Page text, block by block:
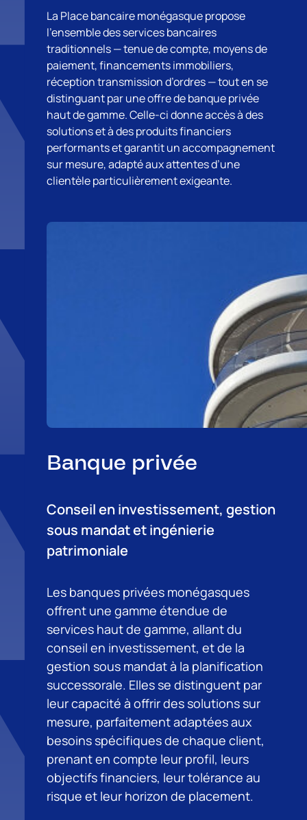
La Place bancaire monégasque propose
l’ensemble des services bancaires
traditionnels — tenue de compte, moyens de
paiement, financements immobiliers,
réception transmission d’ordres — tout en se
distinguant par une offre de banque privée
haut de gamme. Celle-ci donne accès à des
solutions et à des produits financiers
performants et garantit un accompagnement
sur mesure, adapté aux attentes d’une
clientèle particulièrement exigeante.
Banque privée
Conseil en investissement, gestion
sous mandat et ingénierie
patrimoniale
Les banques privées monégasques
offrent une gamme étendue de
services haut de gamme, allant du
conseil en investissement, et de la
gestion sous mandat à la planification
successorale. Elles se distinguent par
leur capacité à offrir des solutions sur
mesure, parfaitement adaptées aux
besoins spécifiques de chaque client,
prenant en compte leur profil, leurs
objectifs financiers, leur tolérance au
risque et leur horizon de placement.